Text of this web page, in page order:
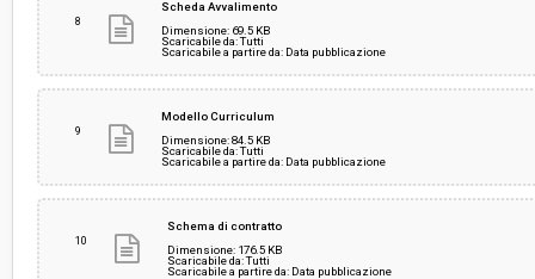
8
Scheda Avvalimento
Dimensione: 69.5 KB
Scaricabile da: Tutti
Scaricabile a partire da: Data pubblicazione
9
Modello Curriculum
Dimensione: 84.5 KB
Scaricabile da: Tutti
Scaricabile a partire da: Data pubblicazione
10
Schema di contratto
Dimensione: 176.5 KB
Scaricabile da: Tutti
Scaricabile a partire da: Data pubblicazione